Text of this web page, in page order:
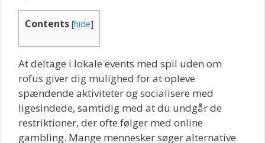
Contents [hide]
At deltage i lokale events med spil uden om
rofus giver dig mulighed for at opleve
spændende aktiviteter og socialisere med
ligesindede, samtidig med at du undgår de
restriktioner, der ofte følger med online
gambling. Mange mennesker søger alternative